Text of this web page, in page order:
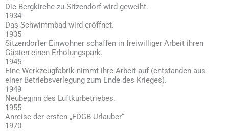
Die Bergkirche zu Sitzendorf wird geweiht.
1934
Das Schwimmbad wird eröffnet.
1935
Sitzendorfer Einwohner schaffen in freiwilliger Arbeit ihren
Gästen einen Erholungspark.
1945
Eine Werkzeugfabrik nimmt ihre Arbeit auf (entstanden aus
einer Betriebsverlegung zum Ende des Krieges).
1949
Neubeginn des Luftkurbetriebes.
1955
Anreise der ersten „FDGB-Urlauber“
1970